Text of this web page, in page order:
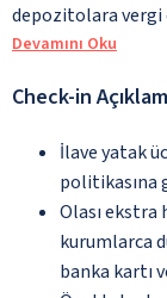
depozitolara vergi
Devamını Oku
Check-in
İlave yatak
politikasına
Olası
kurumlarca
banka kartı